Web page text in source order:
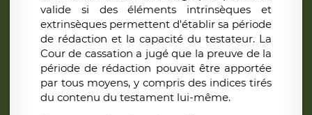
valide si des éléments intrinsèques et
extrinsèques permettent d'établir sa période
de rédaction et la capacité du testateur. La
Cour de cassation a jugé que la preuve de la
période de rédaction pouvait être apportée
par tous moyens, y compris des indices tirés
du contenu du testament lui-même.